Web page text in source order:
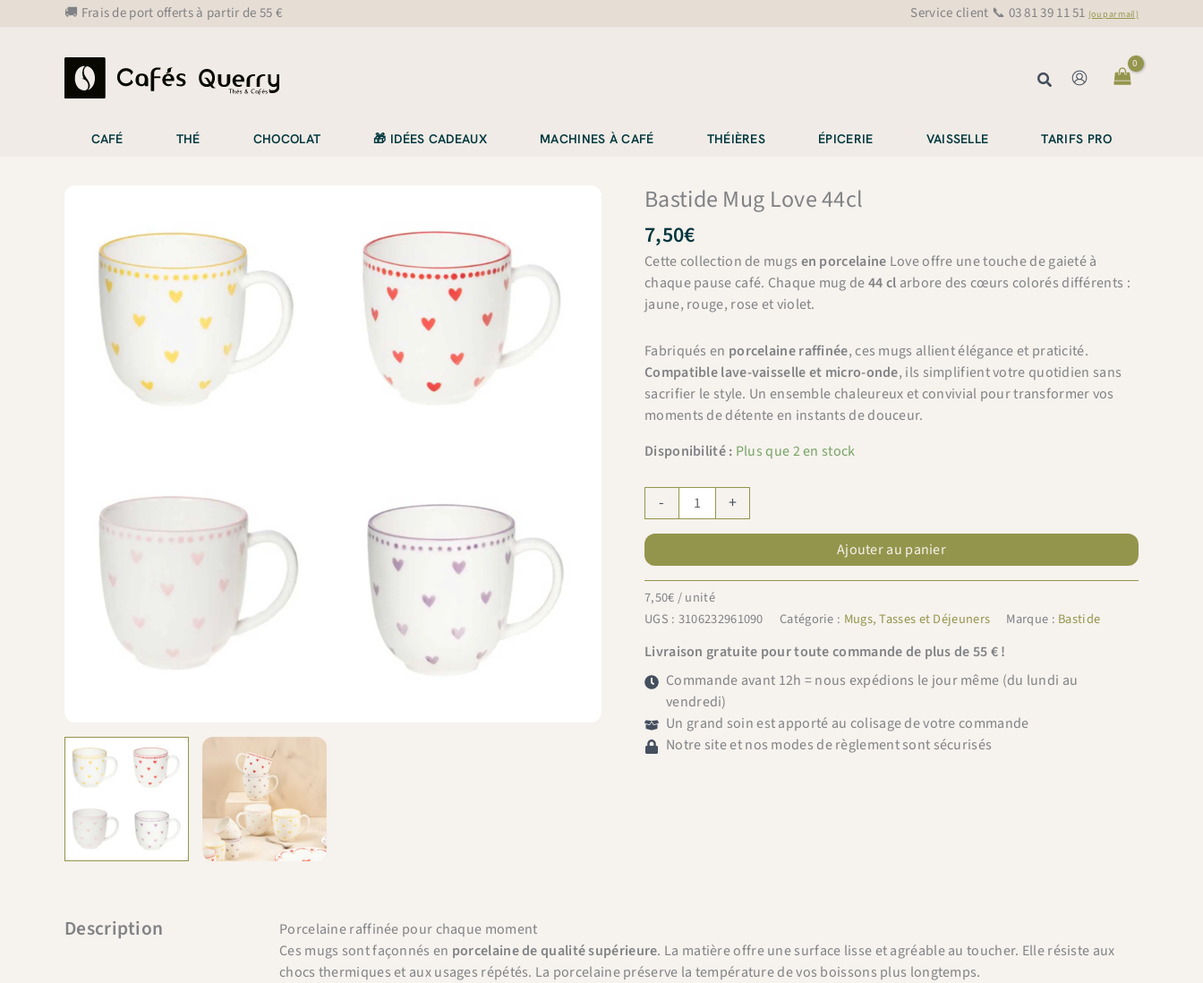
🚚 Frais de port offerts à partir de 55 € Service client 📞 03 81 39 11 51 (ou par mail)
Rechercher
CAFÉ THÉ CHOCOLAT 🎁 IDÉES CADEAUX MACHINES À CAFÉ THÉIÈRES ÉPICERIE VAISSELLE TARIFS PRO
Bastide Mug Love 44cl
7,50€
Cette collection de mugs en porcelaine Love offre une touche de gaieté à
chaque pause café. Chaque mug de44 cl arbore des cœurs colorés différents :
jaune, rouge, rose et violet.
Fabriqués en porcelaine raffinée, ces mugs allient élégance et praticité.
Compatible lave-vaisselle et micro-onde, ils simplifient votre quotidien sans
sacrifier le style. Un ensemble chaleureux et convivial pour transformer vos
moments de détente en instants de douceur.
Disponibilité : Plus que 2 en stock
-
quantité
de
Bastide
Mug
Love
44cl
+
Ajouter au panier
7,50€/ unité
UGS : 3106232961090 Catégorie : Mugs, Tasses et Déjeuners Marque : Bastide
Livraison gratuite pour toute commande de plus de 55 € !
Commande avant 12h = nous expédions le jour même (du lundi au
vendredi)
Un grand soin est apporté au colisage de votre commande
Notre site et nos modes de règlement sont sécurisés
Description
Porcelaine raffinée pour chaque moment
Ces mugs sont façonnés en porcelaine de qualité supérieure. La matière offre une surface lisse et agréable au toucher. Elle résiste aux
chocs thermiques et aux usages répétés. La porcelaine préserve la température de vos boissons plus longtemps.